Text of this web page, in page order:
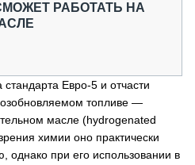
РАБОТАТЬ НА
стандарта Евро-5 и отчасти
топливе —
масле (hydrogenated
химии оно практически
однако при его использовании в